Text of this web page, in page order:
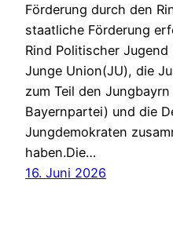
Förderung durch den
staatliche Förderung
Rind Politischer
Junge Union(JU), die
zum Teil den
Bayernpartei) und die
Jungdemokraten
haben.Die…
16. Juni 2026